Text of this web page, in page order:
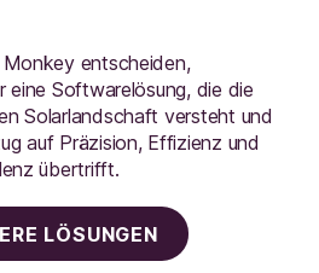
Monkey entscheiden,
eine Softwarelösung, die die
Solarlandschaft versteht und
auf Präzision, Effizienz und
übertrifft.
LÖSUNGEN